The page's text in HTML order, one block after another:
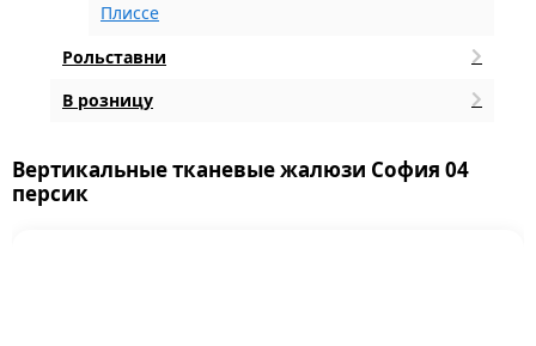
Плиссе
Рольставни
В розницу
Вертикальные тканевые жалюзи София 04
персик